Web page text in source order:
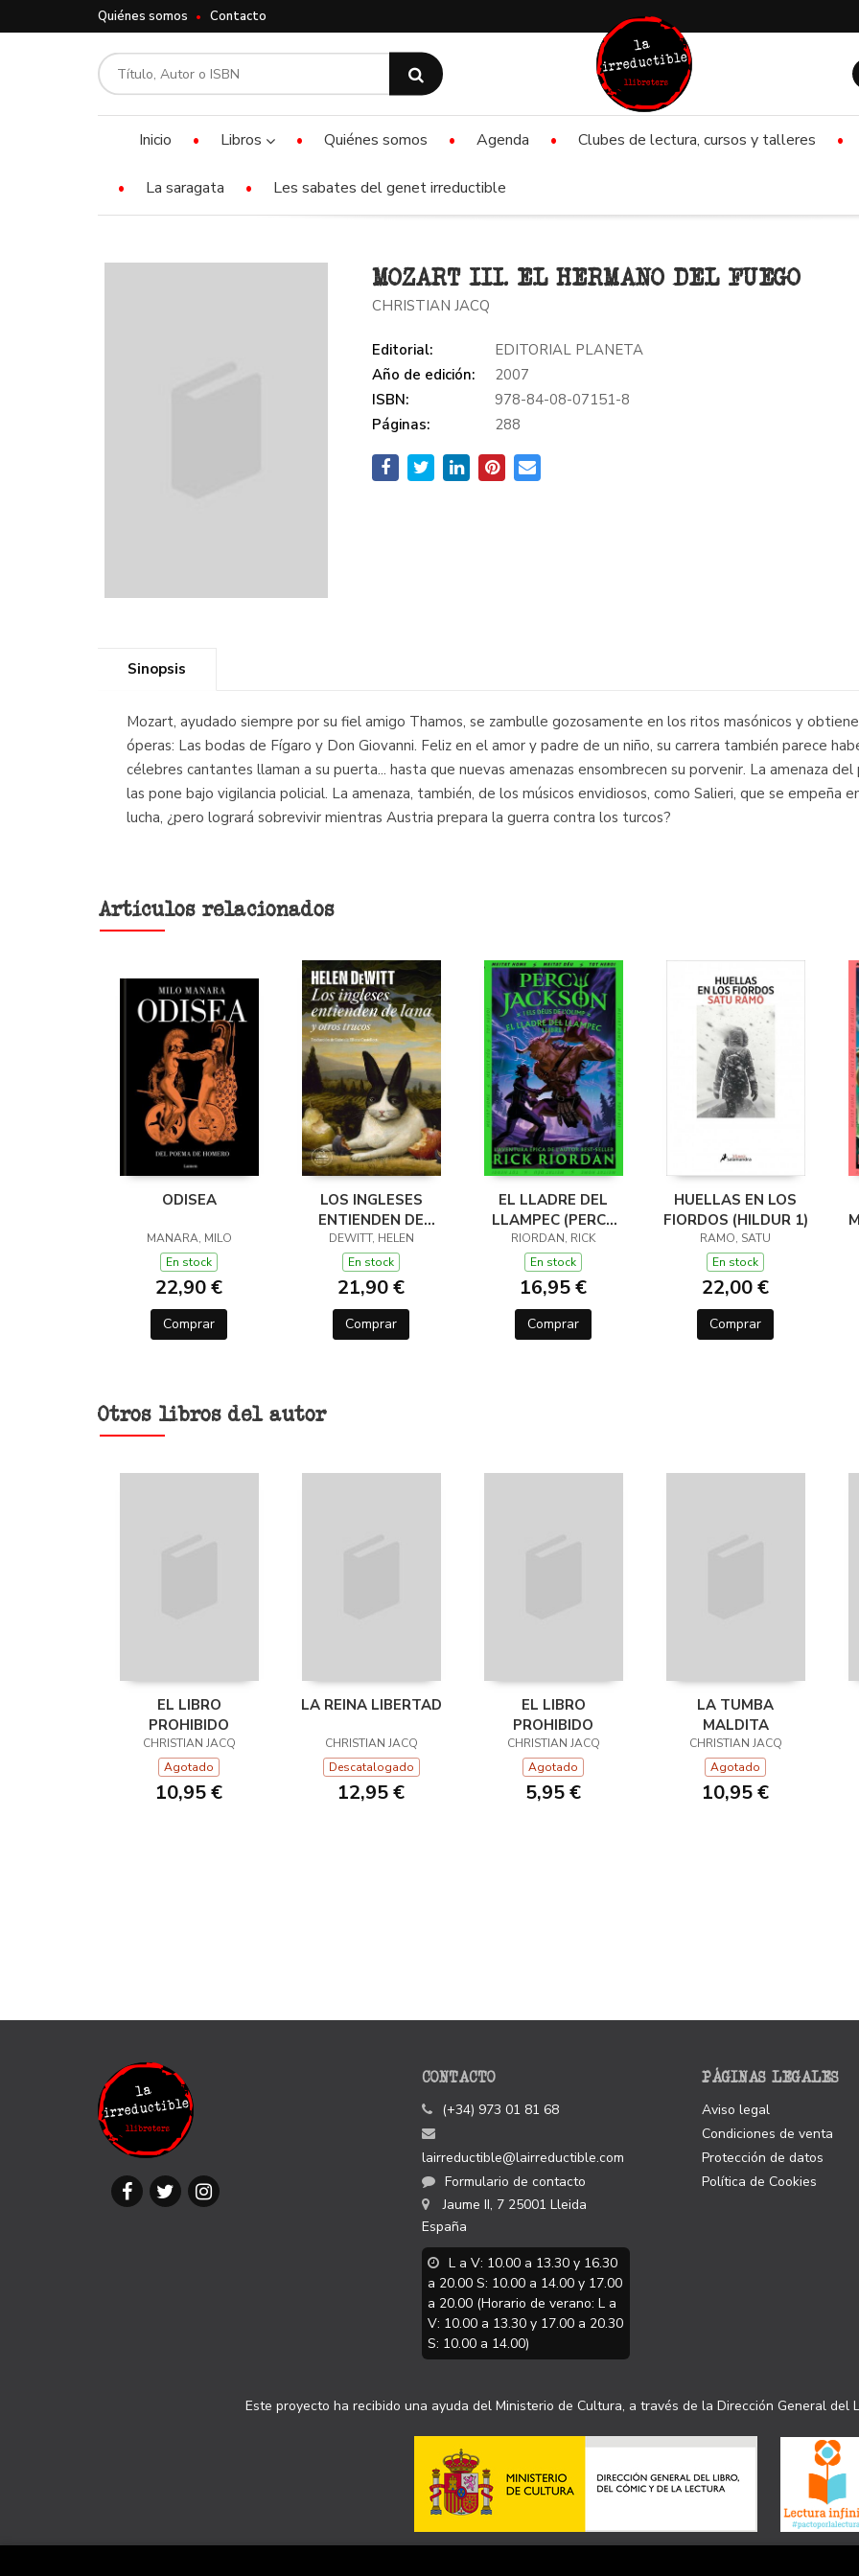
Quiénes somos Contacto
Inicio Libros Quiénes somos Agenda Clubes de lectura, cursos y talleres
La saragata Les sabates del genet irreductible
MOZART III. EL HERMANO DEL FUEGO
CHRISTIAN JACQ
Editorial:
EDITORIAL PLANETA
Año de edición:
2007
ISBN:
978-84-08-07151-8
Páginas:
288
Sinopsis
Mozart, ayudado siempre por su fiel amigo Thamos, se zambulle gozosamente en los ritos masónicos y
óperas: Las bodas de Fígaro y Don Giovanni. Feliz en el amor y padre de un niño, su carrera también parece
célebres cantantes llaman a su puerta... hasta que nuevas amenazas ensombrecen su porvenir. La amenaza
las pone bajo vigilancia policial. La amenaza, también, de los músicos envidiosos, como Salieri, que se empeña
lucha, ¿pero logrará sobrevivir mientras Austria prepara la guerra contra los turcos?
Artículos relacionados
ODISEA
MANARA, MILO
En stock
22,90 €
Comprar
LOS INGLESES
ENTIENDEN DE
LANA (Y OTROS
TRUCOS)
DEWITT, HELEN
En stock
21,90 €
Comprar
EL LLADRE DEL
LLAMPEC (PERCY
JACKSON I ELS
DÉUS DE L'OLIMP 1)
RIORDAN, RICK
En stock
16,95 €
Comprar
HUELLAS EN LOS
FIORDOS (HILDUR 1)
RAMO, SATU
En stock
22,00 €
Comprar
Otros libros del autor
EL LIBRO
PROHIBIDO
CHRISTIAN JACQ
Agotado
10,95 €
LA REINA LIBERTAD
CHRISTIAN JACQ
Descatalogado
12,95 €
EL LIBRO
PROHIBIDO
CHRISTIAN JACQ
Agotado
5,95 €
LA TUMBA
MALDITA
CHRISTIAN JACQ
Agotado
10,95 €
CONTACTO
(+34) 973 01 81 68
lairreductible@lairreductible.com
Formulario de contacto
Jaume II, 7 25001 Lleida
España
L a V: 10.00 a 13.30 y 16.30
a 20.00 S: 10.00 a 14.00 y 17.00
a 20.00 (Horario de verano: L a
V: 10.00 a 13.30 y 17.00 a 20.30
S: 10.00 a 14.00)
PÁGINAS LEGALES
Aviso legal
Condiciones de venta
Protección de datos
Política de Cookies
Este proyecto ha recibido una ayuda del Ministerio de Cultura, a través de la Dirección General del